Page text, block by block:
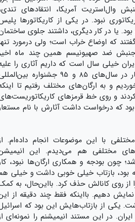
وال‌استریت آمریکا، انتقاد‌های
نبود. در یکی از کاریکاتورها
یا در کار دیگری، داشتند جلوی
که اوضاع خراب است؛ ولی درمورد
جنبش ضد صهیونیسم همین چند ماه
خیلی سال است که داریم آثاری را
اسرائیل تولید می‌کنیم؛ مثلاً وزارت ارشاد با همکاری خانۀ کاریکاتور، دوبار در سال‌های 85 و 95 جشنواره
و به ارگان‌های مختلف رفتیم تا
و روی خط قرمز‌های
که درخواست داشت آثارش با نام
با این موضوعات انجام داده‌ام.
مختلفی هم می‌دیدم. این
در فضای مجازی پخش شد؛ چون بودجه و همکاری ارگان‌ها نبود،
بود، بازتاب خیلی خوبی داشت و خیلی
روی کانالش حذف کرد. بااین‌حال، به
دهیم. بااینکه فقط چند دقیقه از
یکی از بازتاب‌هایش این بود که
در این مستند انیمیشنم را نمونه‌ای